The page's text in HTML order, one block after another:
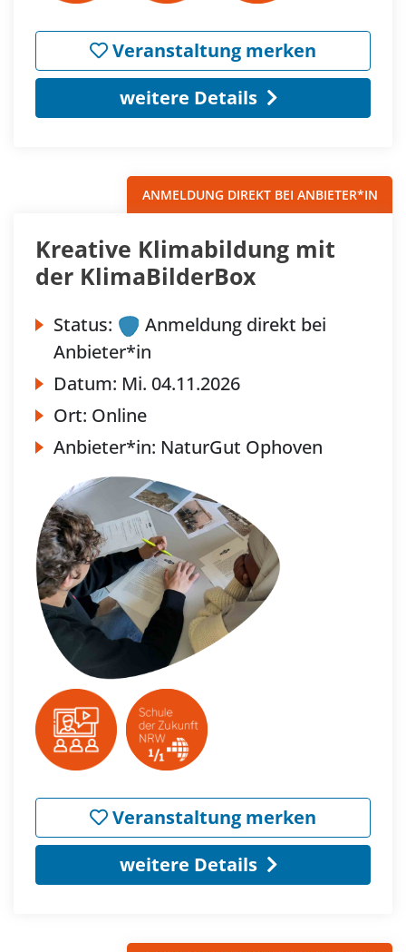
Veranstaltung merken
weitere Details
ANMELDUNG DIREKT BEI ANBIETER*IN
Kreative Klimabildung mit
der KlimaBilderBox
Status:
Anmeldung direkt bei
Anbieter*in
Datum: Mi. 04.11.2026
Ort: Online
Anbieter*in: NaturGut Ophoven
Veranstaltung merken
weitere Details